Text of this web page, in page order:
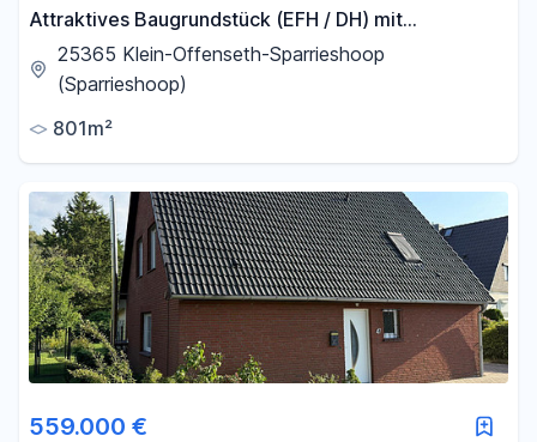
Attraktives Baugrundstück (EFH / DH) mit
Südausrichtung – 801 m² in Klein Offenseth-
Sparrieshoop
25365 Klein-Offenseth-Sparrieshoop
(Sparrieshoop)
801m²
559.000 €